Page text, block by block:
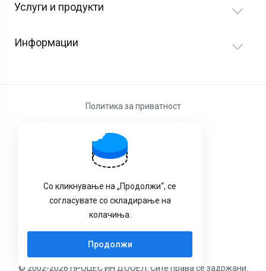
Услуги и продукти
Информации
© 2002-2026 ПРОЦЕС ИН ДООЕЛ. Сите права се задржани.
Политика за приватност
Со кликнување на „Продолжи“, се
согласувате со складирање на
колачиња.
Продолжи